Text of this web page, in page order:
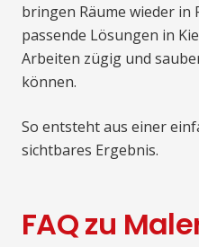
bringen Räume wieder in
passende Lösungen in
Arbeiten zügig und
können.
So entsteht aus einer
sichtbares Ergebnis.
FAQ zu